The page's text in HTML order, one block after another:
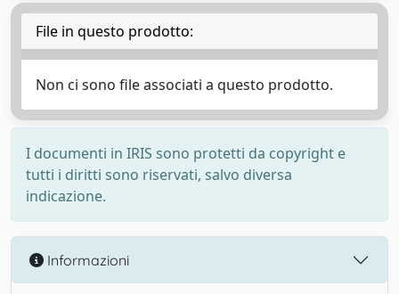
File in questo prodotto:
Non ci sono file associati a questo prodotto.
I documenti in IRIS sono protetti da copyright e
tutti i diritti sono riservati, salvo diversa
indicazione.
Informazioni